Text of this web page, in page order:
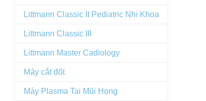
Littmann Classic II Pediatric Nhi Khoa
Littmann Classic III
Littmann Master Cadiology
Máy cắt đốt
Máy Plasma Tai Mũi Họng